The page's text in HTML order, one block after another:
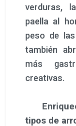
verduras,
paella al
peso de
también
más
creativas.
tipos de